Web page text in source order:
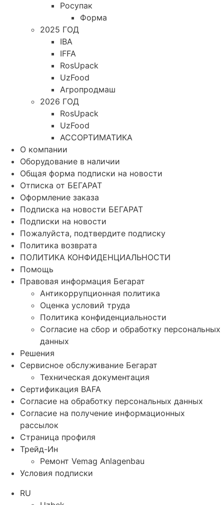
Росупак
Форма
2025 ГОД
IBA
IFFA
RosUpack
UzFood
Агропродмаш
2026 ГОД
RosUpack
UzFood
АССОРТИМАТИКА
О компании
Оборудование в наличии
Общая форма подписки на новости
Отписка от БЕГАРАТ
Оформление заказа
Подписка на новости БЕГАРАТ
Подписки на новости
Пожалуйста, подтвердите подписку
Политика возврата
ПОЛИТИКА КОНФИДЕНЦИАЛЬНОСТИ
Помощь
Правовая информация Бегарат
Антикоррупционная политика
Оценка условий труда
Политика конфиденциальности
Согласие на сбор и обработку персональных
данных
Решения
Сервисное обслуживание Бегарат
Техническая документация
Сертификация BAFA
Согласие на обработку персональных данных
Согласие на получение информационных
рассылок
Страница профиля
Трейд-Ин
Ремонт Vemag Anlagenbau
Условия подписки
RU